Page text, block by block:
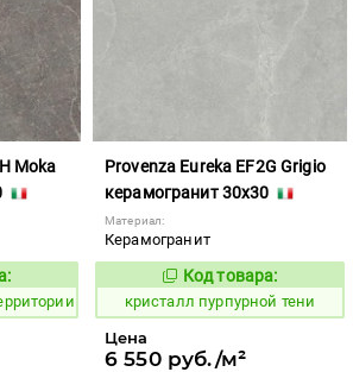
Moka
Provenza Eureka EF2G Grigio
керамогранит 30x30
Материал:
Керамогранит
821978
Код товара:
кристалл пурпурной тени
Цена
6 550 руб./м²